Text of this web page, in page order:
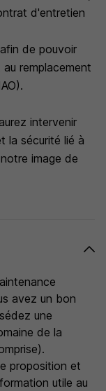
d'entretien
de pouvoir
remplacement
intervenir
la sécurité lié à
image de
avez un bon
une
de la
proposition et
utile au